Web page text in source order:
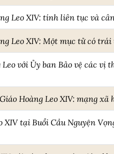
Leo XIV: tính liên tục và
Leo XIV: Một mục tử có
với Ủy ban Bảo vệ các
Hoàng Leo XIV: mạng
tại Buổi Cầu Nguyện